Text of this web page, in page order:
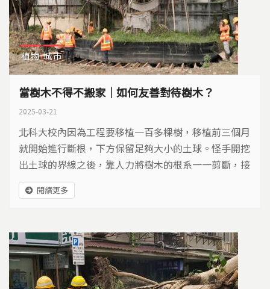
植物 城市
當樹木不得不搬家｜如何友善對待樹木？
2025-03-21
北科大校內因為工程要移植一百多棵樹，移植前三個月
就開始進行斷根，下方保留足夠大小的土球。怪手開挖
出土球的界線之後，靠人力將樹木的根系一一剪斷，接
著在土球四周，圍上可以透氣的材質，再依照不同的樹
種覆上適合的介質土。在斷根、養根的過程中，工作人
得已要移植 須做好萬全準備 北科大校內因為工程要移
植一百多棵樹，在移植前的三個月，就開始進行前置作
業。...
閱讀更多